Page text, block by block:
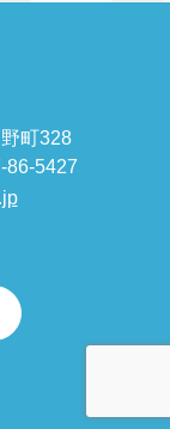
町328
86-5427